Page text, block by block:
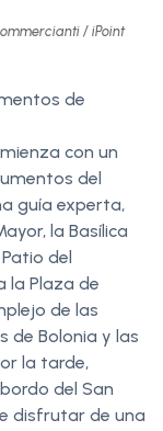
/ iPoint
de
con un
del
guía experta,
la Basílica
del
la Plaza de
de las
de Bolonia y las
la tarde,
del San
disfrutar de una